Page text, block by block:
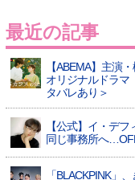
最近の記事
【ABEMA】主演
オリジナルドラマ
タバレあり＞
【公式】イ・デ
同じ事務所へ
「BLACKPINK」